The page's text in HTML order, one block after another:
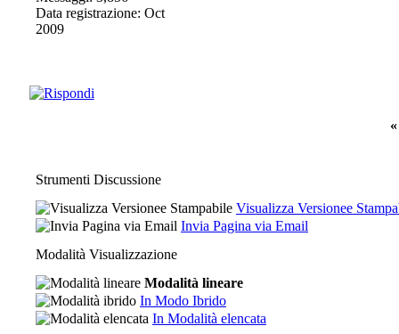
Data registrazione: Oct
2009
«
Strumenti Discussione
Visualizza Versionee
Invia Pagina via Email
Modalità Visualizzazione
Modalità lineare
In Modo Ibrido
In Modalità elencata